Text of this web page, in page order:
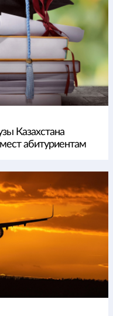
Казахстана
абитуриентам